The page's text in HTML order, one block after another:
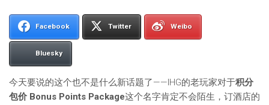
Facebook Twitter Weibo
Bluesky
今天要说的这个也不是什么新话题了——IHG的老玩家对于积分
包价 Bonus Points Package这个名字肯定不会陌生，订酒店的